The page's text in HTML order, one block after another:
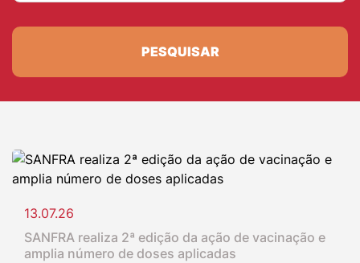
PESQUISAR
13.07.26
SANFRA realiza 2ª edição da ação de vacinação e
amplia número de doses aplicadas